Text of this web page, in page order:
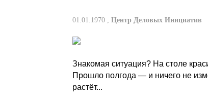
01.01.1970 , Центр Деловых Инициатив
Знакомая ситуация? На столе
Прошло полгода — и ничего не
растёт...